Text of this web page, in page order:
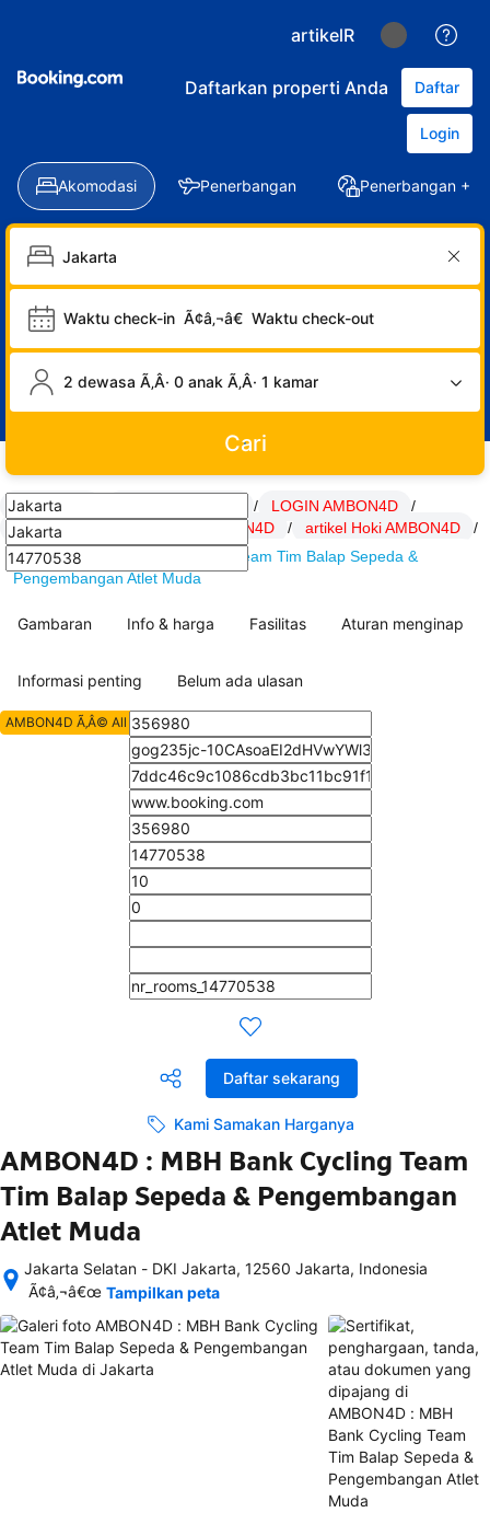
artikelR
Daftarkan properti Anda Daftar
Login
Akomodasi Penerbangan Penerbangan +
Waktu check-in Ã¢â‚¬â€ Waktu check-out
2 dewasa Ã‚Â· 0 anak Ã‚Â· 1 kamar
Cari
AMBON4D / LOGIN AMBON4D
/
Link AMBON4D
SITUS AMBON4D / artikel Hoki AMBON4D
/
AMBON4D : MBH Bank Cycling Team Tim Balap Sepeda &
Pengembangan Atlet Muda
Gambaran Info & harga Fasilitas Aturan menginap
Informasi penting Belum ada ulasan
Daftar sekarang
Kami Samakan Harganya
AMBON4D Ã‚Â© All Rights Reserved
AMBON4D : MBH Bank Cycling Team
Tim Balap Sepeda & Pengembangan
Atlet Muda
Jakarta Selatan - DKI Jakarta, 12560 Jakarta, Indonesia
Setelah
semua
rincian
akomodasi
Ã¢â‚¬â€œ Tampilkan peta